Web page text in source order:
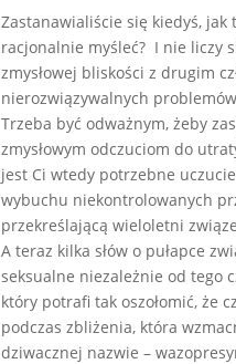
Zastanawialiście się kiedyś,
racjonalnie myśleć? I nie liczy
zmysłowej bliskości z drugim
nierozwiązywalnych
Trzeba być odważnym, żeby
zmysłowym odczuciom do
jest Ci wtedy potrzebne
wybuchu niekontrolowanych
przekreślającą wieloletni
A teraz kilka słów o pułapce
seksualne niezależnie od tego
który potrafi tak oszołomić, że
podczas zbliżenia, która
dziwacznej nazwie –